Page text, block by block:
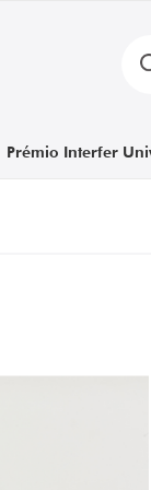
Prémio Interfer